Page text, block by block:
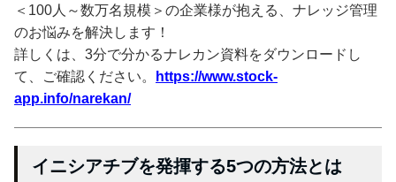
＜100人～数万名規模＞の企業様が抱える、ナレッジ管理
のお悩みを解決します！
詳しくは、3分で分かるナレカン資料をダウンロードし
て、ご確認ください。
https://www.stock-
app.info/narekan/
イニシアチブを発揮する5つの方法とは